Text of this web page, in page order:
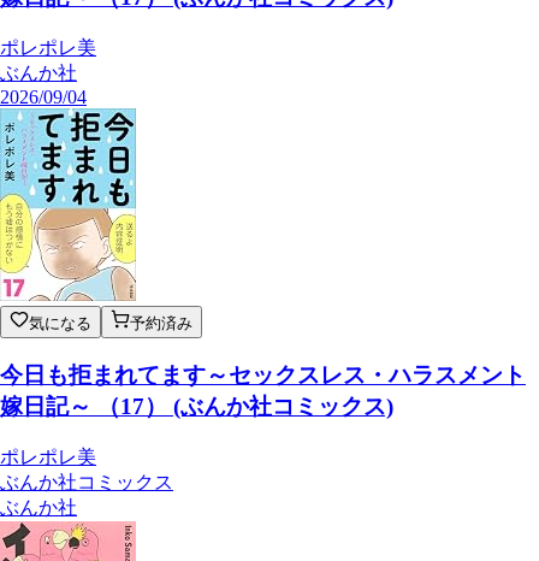
ポレポレ美
ぶんか社
2026/09/04
気になる 予約済み
今日も拒まれてます～セックスレス・ハラスメント
嫁日記～ （17） (ぶんか社コミックス)
ポレポレ美
ぶんか社コミックス
ぶんか社